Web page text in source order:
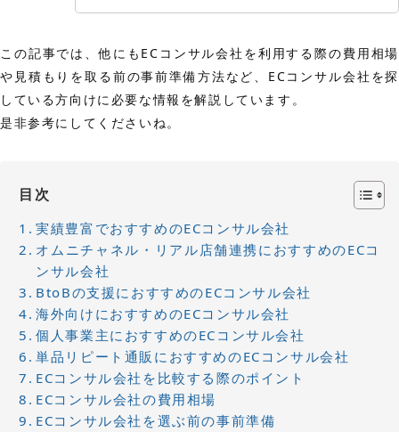
この記事では、他にもECコンサル会社を利用する際の費用相場
や見積もりを取る前の事前準備方法など、ECコンサル会社を探
している方向けに必要な情報を解説しています。
是非参考にしてくださいね。
目次
実績豊富でおすすめのECコンサル会社
オムニチャネル・リアル店舗連携におすすめのECコ
ンサル会社
BtoBの支援におすすめのECコンサル会社
海外向けにおすすめのECコンサル会社
個人事業主におすすめのECコンサル会社
単品リピート通販におすすめのECコンサル会社
ECコンサル会社を比較する際のポイント
ECコンサル会社の費用相場
ECコンサル会社を選ぶ前の事前準備